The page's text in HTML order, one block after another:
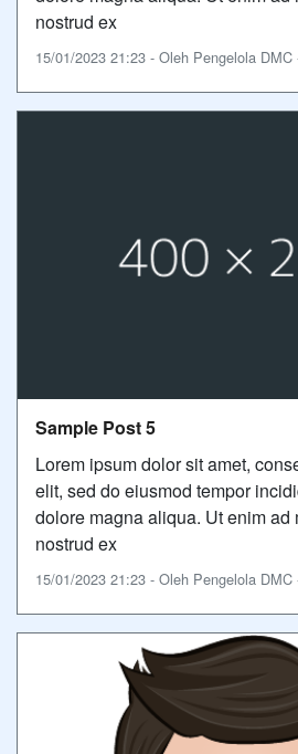
nostrud ex
15/01/2023 21:23 - Oleh Pengelola
Sample Post 5
Lorem ipsum dolor sit amet,
elit, sed do eiusmod tempor
dolore magna aliqua. Ut enim ad
nostrud ex
15/01/2023 21:23 - Oleh Pengelola